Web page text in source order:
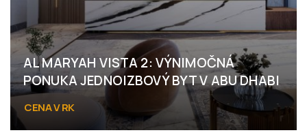
AL MARYAH VISTA 2: VÝNIMOČNÁ
PONUKA JEDNOIZBOVÝ BYT V ABU DHABI
CENA V RK